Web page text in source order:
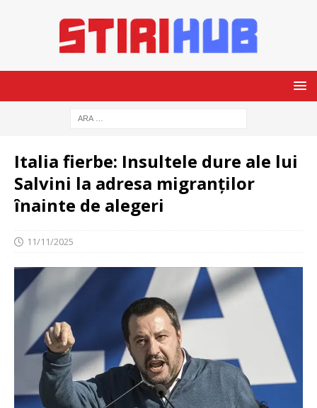
Italia fierbe: Insultele dure ale lui
Salvini la adresa migranților
înainte de alegeri
11/11/2025